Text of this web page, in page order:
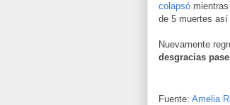
colapsó
de 5 muertes
Nuevamente
desgracias
Fuente: Amelia